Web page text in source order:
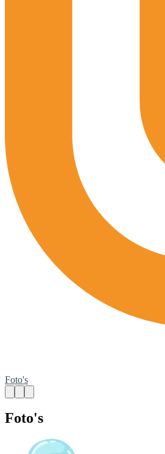
Foto's
Foto's